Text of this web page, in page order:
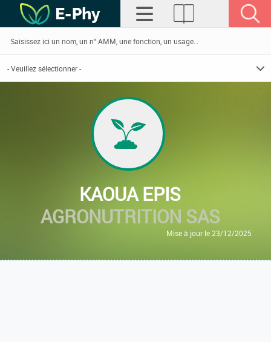
KAOUA EPIS
AGRONUTRITION SAS
Mise à jour le 23/12/2025